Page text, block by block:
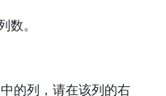
数。
的列，请在该列的右